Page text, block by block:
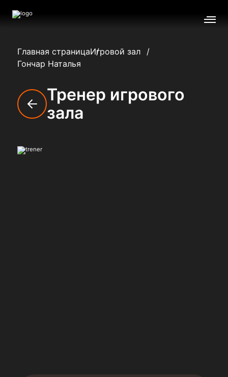
Главная страницаИгровой зал
Гончар Наталья
Тренер игрового
зала